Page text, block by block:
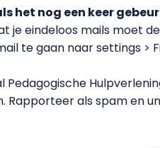
het nog een keer
je eindeloos mails moet
te gaan naar settings >
Pedagogische
Rapporteer als spam en